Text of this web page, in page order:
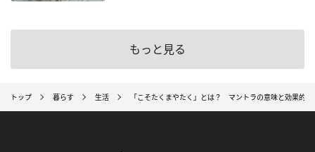
もっと見る
トップ 暮らす 生活 「こそたくまやたく」とは？ マントラの意味と効果的な